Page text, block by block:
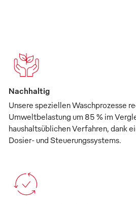
Nachhaltig
Unsere speziellen Waschprozesse
Umweltbelastung um 85 % im
haushaltsüblichen Verfahren, dank
Dosier- und Steuerungssystems.